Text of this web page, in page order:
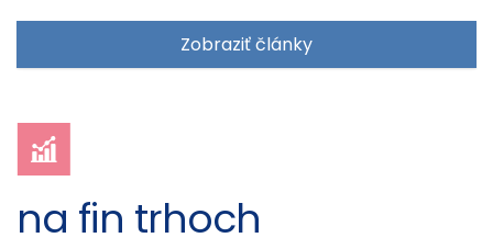
Zobraziť články
na fin trhoch